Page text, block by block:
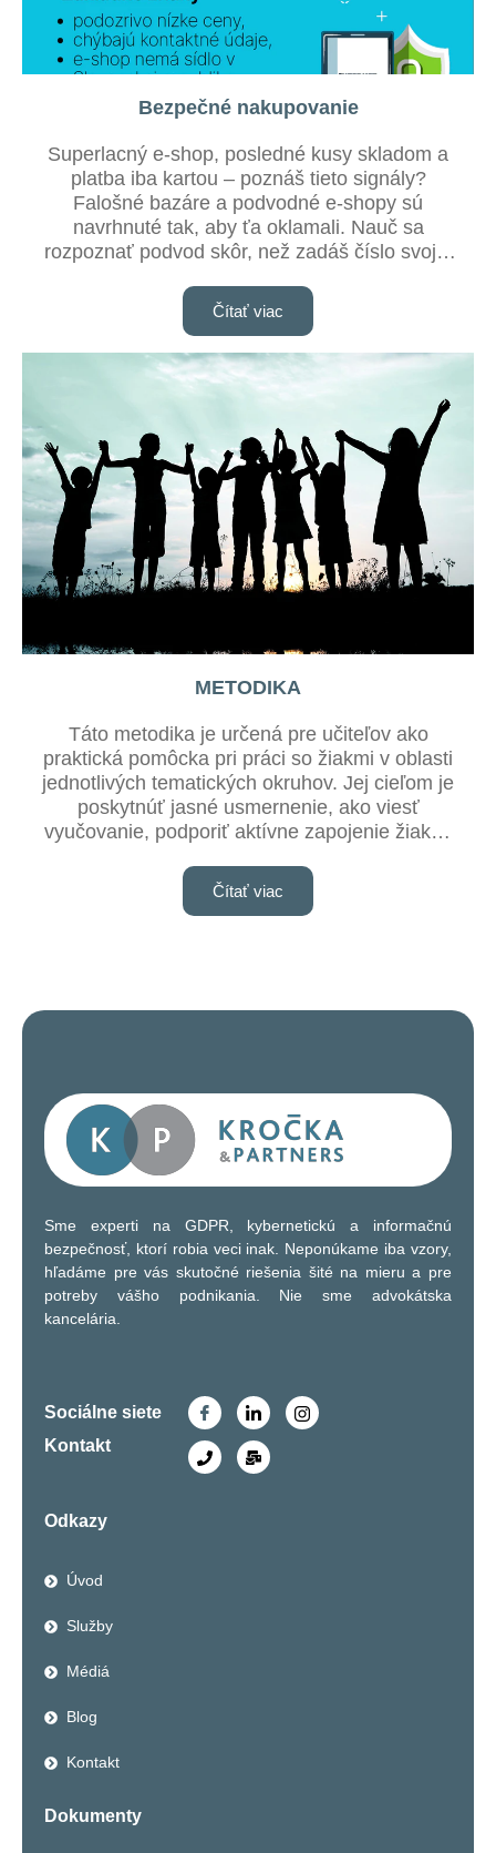
Bezpečné nakupovanie
Superlacný e-shop, posledné kusy skladom a
platba iba kartou – poznáš tieto signály?
Falošné bazáre a podvodné e-shopy sú
navrhnuté tak, aby ťa oklamali. Nauč sa
rozpoznať podvod skôr, než zadáš číslo svojej
Čítať viac
METODIKA
Táto metodika je určená pre učiteľov ako
praktická pomôcka pri práci so žiakmi v oblasti
jednotlivých tematických okruhov. Jej cieľom je
poskytnúť jasné usmernenie, ako viesť
vyučovanie, podporiť aktívne zapojenie žiakov
preberaným témam.
Čítať viac
Sme experti na GDPR, kybernetickú a informačnú
bezpečnosť, ktorí robia veci inak. Neponúkame iba vzory,
hľadáme pre vás skutočné riešenia šité na mieru a pre
potreby vášho podnikania. Nie sme advokátska
kancelária.
Sociálne siete
Kontakt
Odkazy
Úvod
Služby
Médiá
Blog
Kontakt
Dokumenty